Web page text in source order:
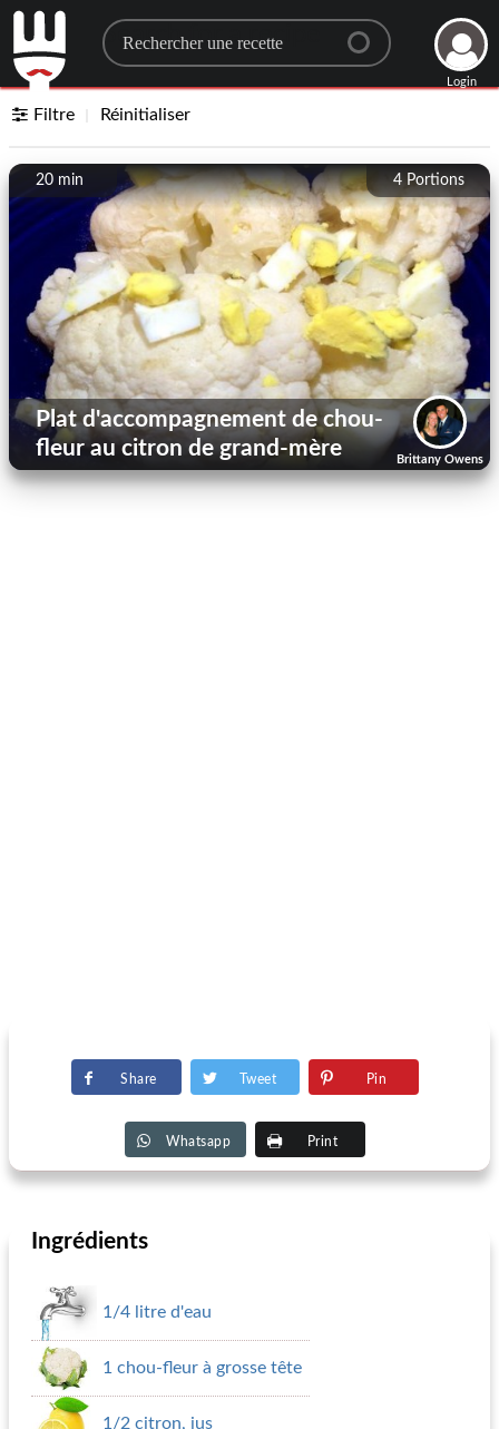
Search for a recipe
Login
Filtre Réinitialiser
4 Portions
20 min
Brittany Owens
Plat d'accompagnement de chou-
fleur au citron de grand-mère
Share Tweet Pin
Whatsapp Print
Ingrédients
1/4 litre d'eau
1 chou-fleur à grosse tête
1/2 citron, jus